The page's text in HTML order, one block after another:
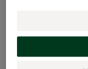
assoluta